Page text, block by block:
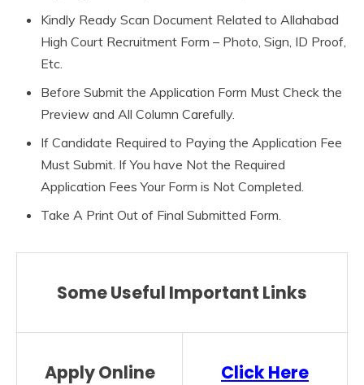
Kindly Ready Scan Document Related to Allahabad
High Court Recruitment Form – Photo, Sign, ID Proof,
Etc.
Before Submit the Application Form Must Check the
Preview and All Column Carefully.
If Candidate Required to Paying the Application Fee
Must Submit. If You have Not the Required
Application Fees Your Form is Not Completed.
Take A Print Out of Final Submitted Form.
Some Useful Important Links
Apply Online Click Here